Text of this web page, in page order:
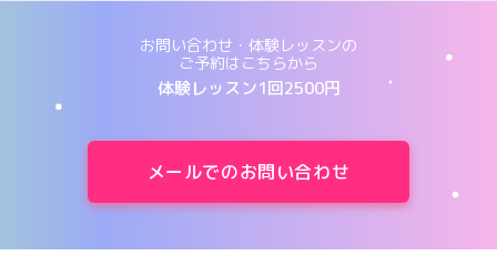
お問い合わせ・体験レッスンの
ご予約はこちらから
体験レッスン1回2500円
メールでのお問い合わせ